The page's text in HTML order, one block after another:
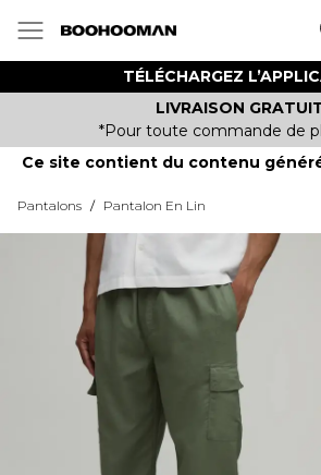
TÉLÉCHARGEZ
LIVRAISON
*Pour toute commande de
Ce site contient du contenu
Pantalons / Pantalon En Lin